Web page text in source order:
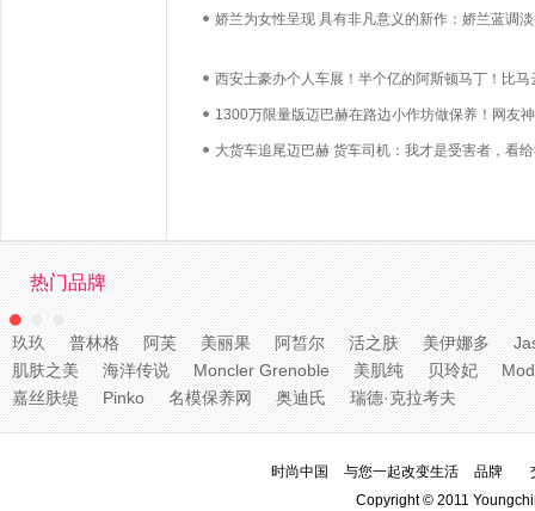
必达
娇兰为女性呈现 具有非凡意义的新作：娇兰蓝调
西安土豪办个人车展！半个亿的阿斯顿马丁！比马
贵的迈巴赫！满眼的宾利！
1300万限量版迈巴赫在路边小作坊做保养！网友
复：土豪也去不起4S店！
大货车追尾迈巴赫 货车司机：我才是受害者，看
热门品牌
玖玖 普林格 阿芙 美丽果 阿皙尔 活之肤 美伊娜多
肌肤之美
海洋传说 Moncler Grenoble 美肌纯 贝玲妃
嘉丝肤缇
Pinko 名模保养网 奥迪氏 瑞德·克拉考夫
时尚中国 与您一起改变生活 品牌
Copyright © 2011